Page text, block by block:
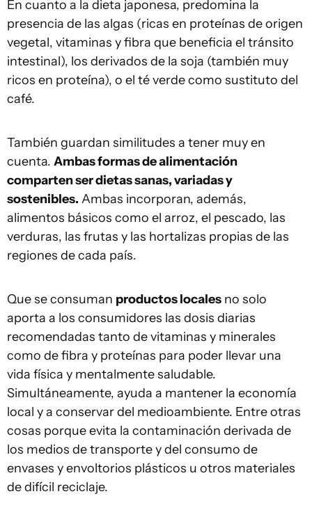
En cuanto a la dieta japonesa, predomina la
presencia de las algas (ricas en proteínas de origen
vegetal, vitaminas y fibra que beneficia el tránsito
intestinal), los derivados de la soja (también muy
ricos en proteína), o el té verde como sustituto del
café.
También guardan similitudes a tener muy en
cuenta. Ambas formas de alimentación
comparten ser dietas sanas, variadas y
sostenibles. Ambas incorporan, además,
alimentos básicos como el arroz, el pescado, las
verduras, las frutas y las hortalizas propias de las
regiones de cada país.
Que se consuman productos locales no solo
aporta a los consumidores las dosis diarias
recomendadas tanto de vitaminas y minerales
como de fibra y proteínas para poder llevar una
vida física y mentalmente saludable.
Simultáneamente, ayuda a mantener la economía
local y a conservar del medioambiente. Entre otras
cosas porque evita la contaminación derivada de
los medios de transporte y del consumo de
envases y envoltorios plásticos u otros materiales
de difícil reciclaje.